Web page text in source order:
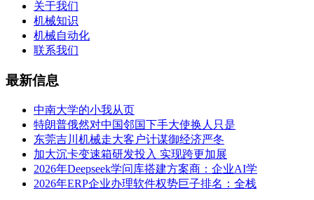
关于我们
机械知识
机械自动化
联系我们
最新信息
中南大学的小我从页
特朗普俄然对中国邻国下手大使换人只是
东莞吉川机械走大客户计谋御经济严冬
加大沉卡变速箱研发投入 实现跨更加展
2026年Deepseek学问库搭建方案商：企业AI学
2026年ERP企业办理软件权势巨子排名：全栈